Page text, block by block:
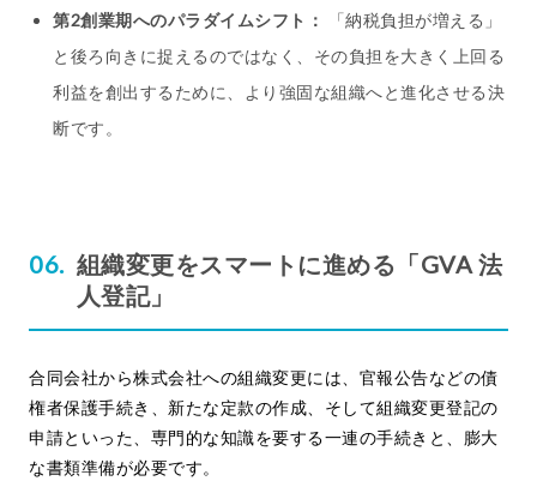
第2創業期へのパラダイムシフト：
「納税負担が増える」
と後ろ向きに捉えるのではなく、その負担を大きく上回る
利益を創出するために、より強固な組織へと進化させる決
断です。
組織変更をスマートに進める「GVA 法
人登記」
合同会社から株式会社への組織変更には、官報公告などの債
権者保護手続き、新たな定款の作成、そして組織変更登記の
申請といった、専門的な知識を要する一連の手続きと、膨大
な書類準備が必要です。